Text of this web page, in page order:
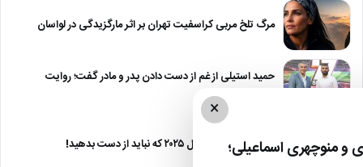
مرگ تلخ مربی کراسفیت تهران بر اثر مارگزیدگی در لواسان
حمید استیلی از غم از دست دادن پدر و مادر گفت؛ روایت
معرفی ۶ مینی سریال ۲۰۲۵ که نباید از دست بدهید!
×
منوچهری اسماعیلی؛